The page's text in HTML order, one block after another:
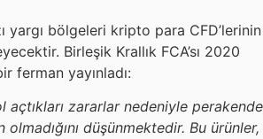
yargı bölgeleri kripto para CFD’lerinin
Birleşik Krallık FCA’sı 2020
ferman yayınladı:
açtıkları zararlar nedeniyle perakende
düşünmektedir. Bu ürünler,